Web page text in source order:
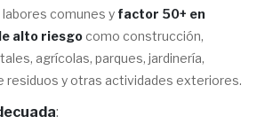
labores comunes y factor 50+ en
alto riesgo como construcción,
agrícolas, parques, jardinería,
residuos y otras actividades exteriores.
: